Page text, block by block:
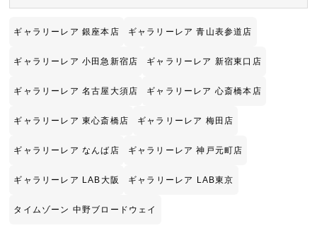
ギャラリーレア 銀座本店 ギャラリーレア 青山表参道店
ギャラリーレア 小田急新宿店 ギャラリーレア 新宿東口店
ギャラリーレア 名古屋大須店 ギャラリーレア 心斎橋本店
ギャラリーレア 東心斎橋店 ギャラリーレア 梅田店
ギャラリーレア なんば店 ギャラリーレア 神戸元町店
ギャラリーレア LAB大阪 ギャラリーレア LAB東京
タイムゾーン 中野ブロードウェイ